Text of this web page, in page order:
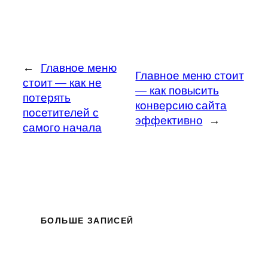
←
Главное меню
стоит — как не
потерять
посетителей с
самого начала
Главное меню стоит
— как повысить
конверсию сайта
эффективно
→
БОЛЬШЕ ЗАПИСЕЙ